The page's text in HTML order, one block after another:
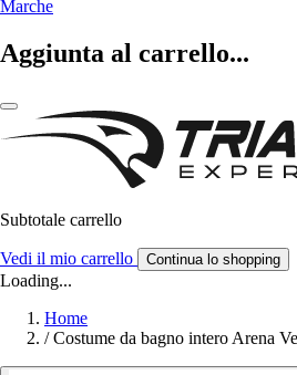
Marche
Aggiunta al carrello...
Subtotale carrello
Vedi il mio carrello Continua lo shopping
Loading...
Home
/ Costume da bagno intero Arena